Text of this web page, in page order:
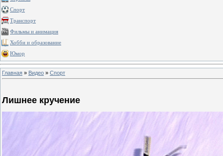
Спорт
Транспорт
Фильмы и анимация
Хобби и образование
Юмор
Главная » Видео » Спорт
Лишнее кручение